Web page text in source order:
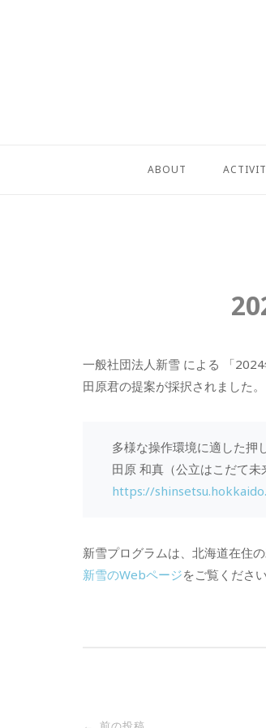
ABOUT
一般社団法人新雪 による 「
田原君の提案が採択されました。
多様な操作環境に適した押
田原 和真（公立はこだて未
https://
新雪プログラムは、北海道在住
新雪のWebページをご覧ください